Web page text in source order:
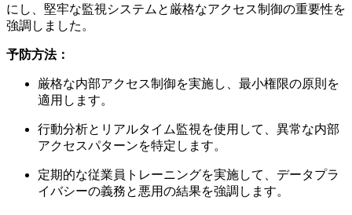
にし、堅牢な監視システムと厳格なアクセス制御の重要性を
強調しました。
予防方法：
厳格な内部アクセス制御を実施し、最小権限の原則を
適用します。
行動分析とリアルタイム監視を使用して、異常な内部
アクセスパターンを特定します。
定期的な従業員トレーニングを実施して、データプラ
イバシーの義務と悪用の結果を強調します。